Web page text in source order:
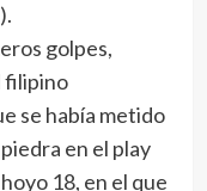
golpes,
filipino
se había metido
en el play
18, en el que